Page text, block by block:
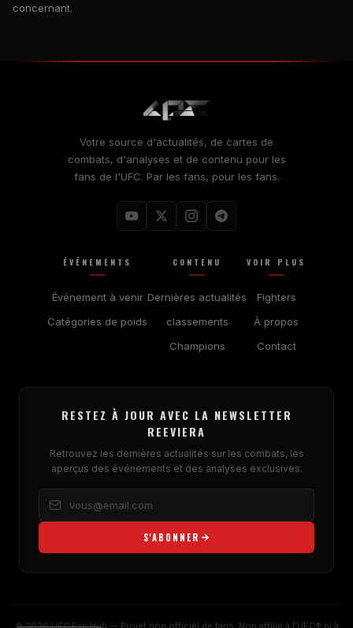
concernant.
Votre source d'actualités, de cartes de
combats, d'analyses et de contenu pour les
fans de l'UFC. Par les fans, pour les fans.
ÉVÉNEMENTS
Événement à venir
Catégories de poids
CONTENU
Dernières actualités
classements
Champions
VOIR PLUS
Fighters
À propos
Contact
RESTEZ À JOUR AVEC LA NEWSLETTER
REEVIERA
Retrouvez les dernières actualités sur les combats, les
aperçus des événements et des analyses exclusives.
S'ABONNER
© 2026 UFC Fan Hub — Projet non officiel de fans. Non affilié à l'UFC® ni à